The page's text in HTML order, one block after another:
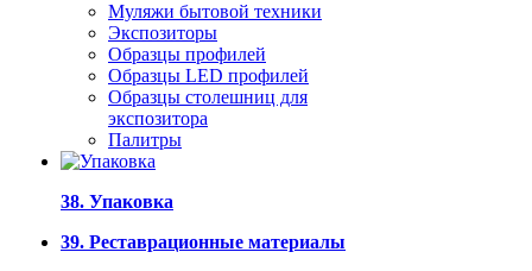
Муляжи бытовой техники
Экспозиторы
Образцы профилей
Образцы LED профилей
Образцы столешниц для
экспозитора
Палитры
38. Упаковка
39. Реставрационные материалы